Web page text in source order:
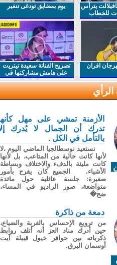
يترأس
للخطاب
بمناسبة
يوم بمضايق تودغى تنغير
افران
تصريح الفنانة سعيدة تيتريت
على هامش مشاركتها في
مهرجان افران
الأزمنة تمشي على مهل كأنها
تدرك أن الجمال لا يُدرك إلا
بالتأمل في الكل .
نستعيد نوسطالجيا الماضي اليوم ،لا
لأنها كانت خالية من المتاعب، بل لأنها
كانت مليئة بالدفء والاختلاف وبساطة
الأشياء. الجميع كان يفرح بأمور
صغيرة: جلسة عائلية حول مائدة
متواضعة، صور الراديو في المساء،
ضح�
دمعة من ذاكرة
من ترويع الإحساس بالغربة والضياع،
حين أدرك مناد العز أنه أتلف روابط
ذكرياته بين حوافر خيول قبيلة آيت
أوسمان البرق.